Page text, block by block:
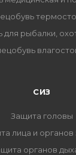
для рыбалки,
СИЗ
Защита головы
лица и органов
органов